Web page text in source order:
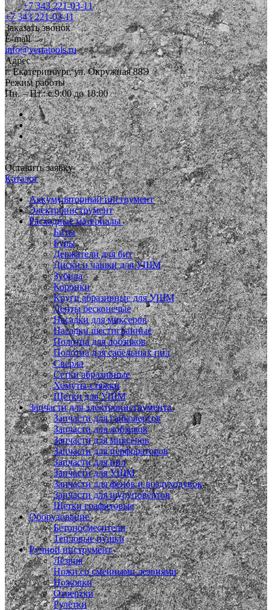
+7 343 221-03-11
+7 343 221-03-11
Заказать звонок
E-mail
info@vertatools.ru
Адрес
г. Екатеринбург, ул. Окружная 88Э
Режим работы
Пн. – Пт.: с 9:00 до 18:00
Оставить заявку
Каталог
Аккумуляторный инструмент
Электроинструмент
Расходные материалы
Биты
Буры
Держатели для бит
Диски и чашки для УШМ
Зубила
Коронки
Круги абразивные для УШМ
Ленты бесконечые
Насадки для миксеров
Насадки шестигранные
Полотна для лобзиков
Полотна для сабельных пил
Сверла
Сетки абразивные
Хомуты-стяжки
Щетки для УШМ
Запчасти для электроинструмента
Запчасти для гайковертов
Запчасти для лобзиков
Запчасти для миксеров
Запчасти для перфораторов
Запчасти для пил
Запчасти для УШМ
Запчасти для фенов и воздуходувок
Запчасти для шуруповертов
Щетки графитовые
Оборудование
Бетоносмесители
Тепловые пушки
Ручной инструмент
Лезвия
Ножи со сменными лезвиями
Ножовки
Отвертки
Рулетки